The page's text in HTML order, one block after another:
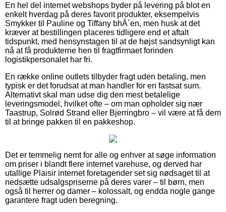
En hel del internet webshops byder på levering på blot en
enkelt hverdag på deres favorit produkter, eksempelvis
Smykker til Pauline og Tiffany bhÂ´en, men husk at det
kræver at bestillingen placeres tidligere end et aftalt
tidspunkt, med hensynstagen til at de højst sandsynligt kan
nå at få produkterne hen til fragtfirmaet forinden
logistikpersonalet har fri.
En række online outlets tilbyder fragt uden betaling, men
typisk er det forudsat at man handler for en fastsat sum.
Alternativt skal man udse dig den mest betalelige
leveringsmodel, hvilket ofte – om man opholder sig nær
Taastrup, Solrød Strand eller Bjerringbro – vil være at få dem
til at bringe pakken til en pakkeshop.
Det er temmelig nemt for alle og enhver at søge information
om priser i blandt flere internet varehuse, og derved har
utallige Plaisir internet foretagender set sig nødsaget til at
nedsætte udsalgspriserne på deres varer – til børn, men
også til herrer og damer – kolossalt, og endda nogle gange
garantere fragt uden beregning.